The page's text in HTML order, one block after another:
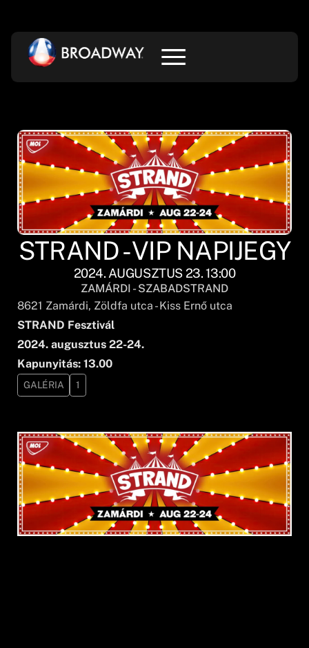
STRAND - VIP NAPIJEGY
2024. AUGUSZTUS 23. 13:00
ZAMÁRDI - SZABADSTRAND
8621 Zamárdi, Zöldfa utca - Kiss Ernő utca
STRAND Fesztivál
2024. augusztus 22-24.
Kapunyitás: 13.00
GALÉRIA 1